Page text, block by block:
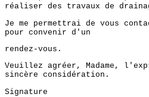
réaliser des travaux de
Je me permettrai de vous
pour convenir d'un
rendez-vous.
Veuillez agréer, Madame,
sincère considération.
Signature